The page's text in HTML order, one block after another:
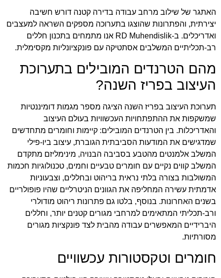
האתגר של שילוב מרחב עבודה בדירה קטנה דורש חשיבה
יצירתית, והפתרונות שהוצגו בתערוכה מספקים השראה למעצבים
ואדריכלים. ב-RD Muhendislik אנו מתמחים בתכנון חללים
רב-תכליתיים המשלבים אסתטיקה עם פונקציונליות מקסימלית.
מהם הטרנדים המובילים בתערוכת
העיצוב בפריז השנה?
תערוכת העיצוב בפריז השנה הציגה מספר מגמות דומיננטיות
שמשקפות את ההתפתחויות העכשוויות בעולם העיצוב
והאדריכלות. בין הטרנדים המובילים: קיימות וחומרים מתחדשים
שמדגישים את המודעות הסביבתית הגוברת, עיצוב ביו-פילי
המשלב אלמנטים מהטבע בסביבה הבנויה, מינימליזם מתקדם
המשלב קווים נקיים עם חומרים טבעיים וחמים, טכנולוגיות חכמות
המשולבות בצורה בלתי נראית בריהוט ובחללים, וצבעוניות
אדמתית עשירה המחליפה את הגוונים הניטרליים שהיו פופולריים
בשנים האחרונות. בנוסף, בלטו גם פתרונות ריהוט מודולרי
ורב-תכליתי המתאימים למרחבי מגורים קטנים יותר, וחללים
היברידיים המאפשרים עבודה מהבית לצד פונקציות מגורים
מסורתיות.
חומרים וטקסטורות עכשוויים